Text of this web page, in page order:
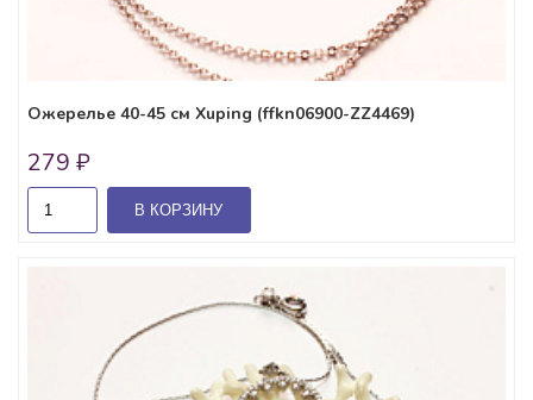
Ожерелье 40-45 см Xuping (ffkn06900-ZZ4469)
279 ₽
В КОРЗИНУ